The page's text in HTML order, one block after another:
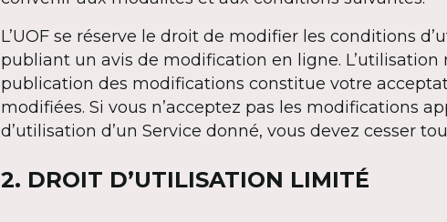
L’UOF se réserve le droit de modifier les conditions
publiant un avis de modification en ligne. L’utilisation
publication des modifications constitue votre
modifiées. Si vous n’acceptez pas les modifications
d’utilisation d’un Service donné, vous devez cesser
2. DROIT D’UTILISATION LIMITÉ